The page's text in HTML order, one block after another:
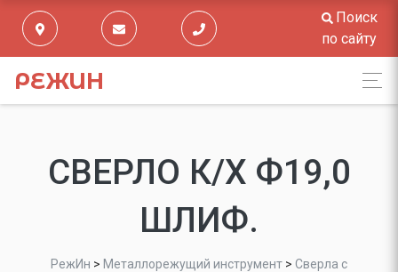
Поиск
по сайту
РЕЖИН
СВЕРЛО К/Х Ф19,0
ШЛИФ.
РежИн > Металлорежущий инструмент > Сверла с